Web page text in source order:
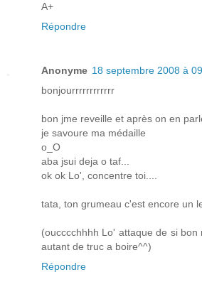
A+
Répondre
Anonyme 18 septembre 2008 à
bonjourrrrrrrrrrrr
bon jme reveille et après on en
je savoure ma médaille
o_O
aba jsui deja o taf...
ok ok Lo', concentre toi....
tata, ton grumeau c'est encore un
(oucccchhhh Lo' attaque de si
autant de truc a boire^^)
Répondre